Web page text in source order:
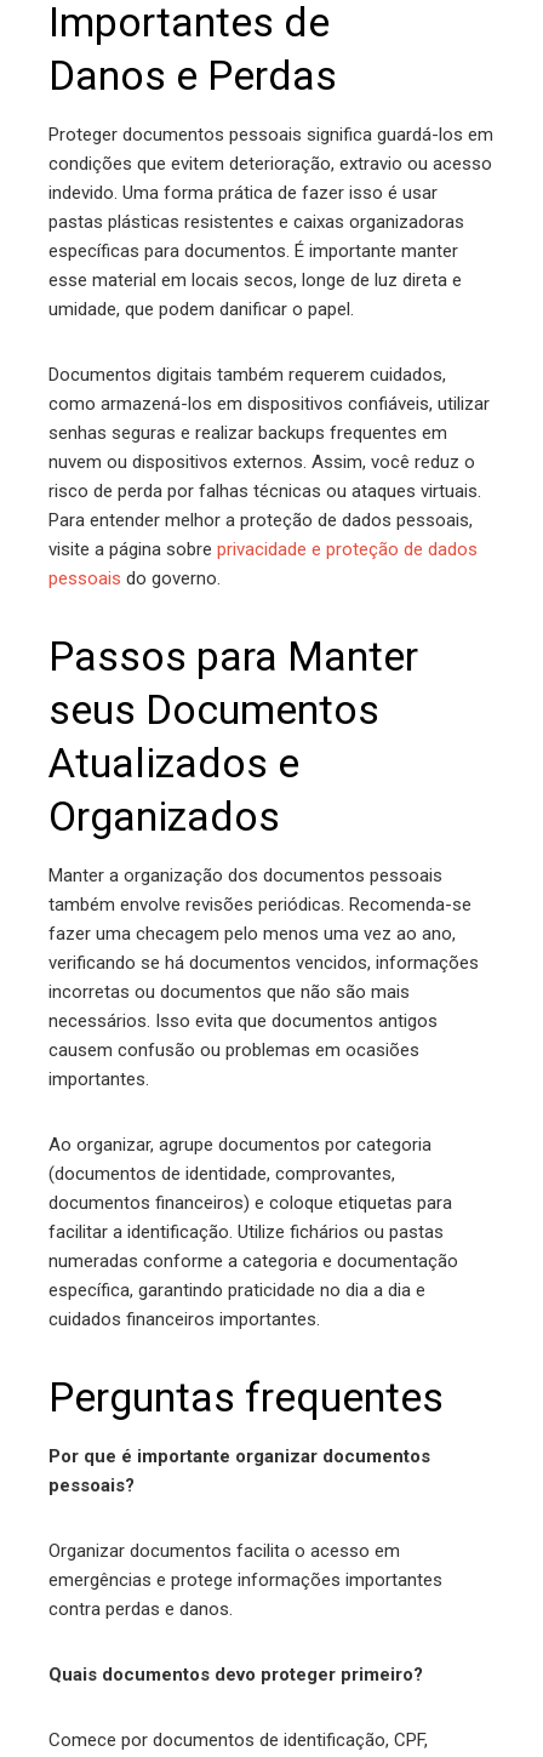
Importantes de
Danos e Perdas
Proteger documentos pessoais significa guardá-los em
condições que evitem deterioração, extravio ou acesso
indevido. Uma forma prática de fazer isso é usar
pastas plásticas resistentes e caixas organizadoras
específicas para documentos. É importante manter
esse material em locais secos, longe de luz direta e
umidade, que podem danificar o papel.
Documentos digitais também requerem cuidados,
como armazená-los em dispositivos confiáveis, utilizar
senhas seguras e realizar backups frequentes em
nuvem ou dispositivos externos. Assim, você reduz o
risco de perda por falhas técnicas ou ataques virtuais.
Para entender melhor a proteção de dados pessoais,
visite a página sobre privacidade e proteção de dados
pessoais do governo.
Passos para Manter
seus Documentos
Atualizados e
Organizados
Manter a organização dos documentos pessoais
também envolve revisões periódicas. Recomenda-se
fazer uma checagem pelo menos uma vez ao ano,
verificando se há documentos vencidos, informações
incorretas ou documentos que não são mais
necessários. Isso evita que documentos antigos
causem confusão ou problemas em ocasiões
importantes.
Ao organizar, agrupe documentos por categoria
(documentos de identidade, comprovantes,
documentos financeiros) e coloque etiquetas para
facilitar a identificação. Utilize fichários ou pastas
numeradas conforme a categoria e documentação
específica, garantindo praticidade no dia a dia e
cuidados financeiros importantes.
Perguntas frequentes
Por que é importante organizar documentos
pessoais?
Organizar documentos facilita o acesso em
emergências e protege informações importantes
contra perdas e danos.
Quais documentos devo proteger primeiro?
Comece por documentos de identificação, CPF,